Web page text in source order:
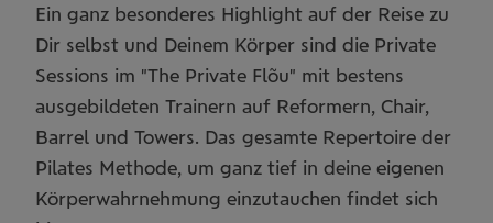
Ein ganz besonderes Highlight auf der Reise zu
Dir selbst und Deinem Körper sind die Private
Sessions im "The Private Flõu" mit bestens
ausgebildeten Trainern auf Reformern, Chair,
Barrel und Towers. Das gesamte Repertoire der
Pilates Methode, um ganz tief in deine eigenen
Körperwahrnehmung einzutauchen findet sich